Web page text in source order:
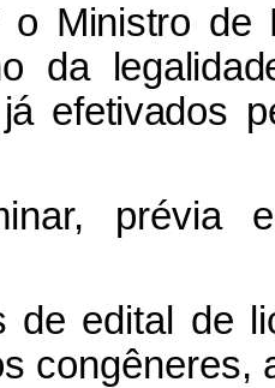
Ministro de
da
efetivados
prévia
de edital de
congêneres,